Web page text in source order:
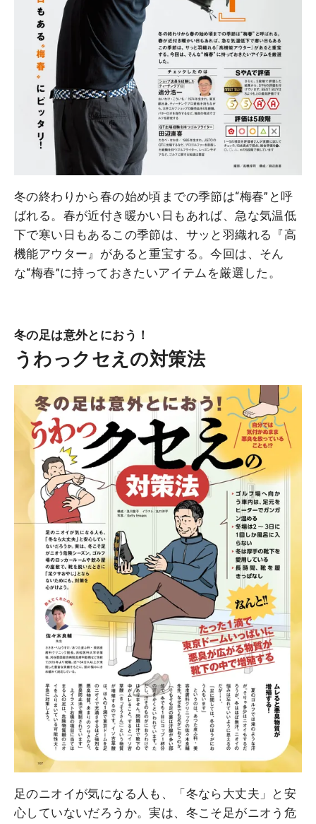
冬の終わりから春の始め頃までの季節は“梅春”と呼
ばれる。春が近付き暖かい日もあれば、急な気温低
下で寒い日もあるこの季節は、サッと羽織れる『高
機能アウター』があると重宝する。今回は、そん
な“梅春”に持っておきたいアイテムを厳選した。
冬の足は意外とにおう！
うわっクセえの対策法
足のニオイが気になる人も、「冬なら大丈夫」と安
心していないだろうか。実は、冬こそ足がニオう危